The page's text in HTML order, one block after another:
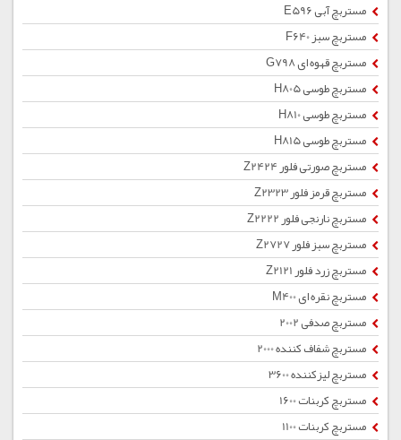
مستربچ آبی E596
مستربچ سبز F640
مستربچ قهوه ای G798
مستربچ طوسی H805
مستربچ طوسی H810
مستربچ طوسی H815
مستربچ صورتی فلور Z2424
مستربچ قرمز فلور Z2323
مستربچ نارنجی فلور Z2222
مستربچ سبز فلور Z2727
مستربچ زرد فلور Z2121
مستربچ نقره ای M400
مستربچ صدفی 2002
مستربچ شفاف کننده 2000
مستربچ لیزکننده 3600
مستربچ کربنات 1600
مستربچ کربنات 1100